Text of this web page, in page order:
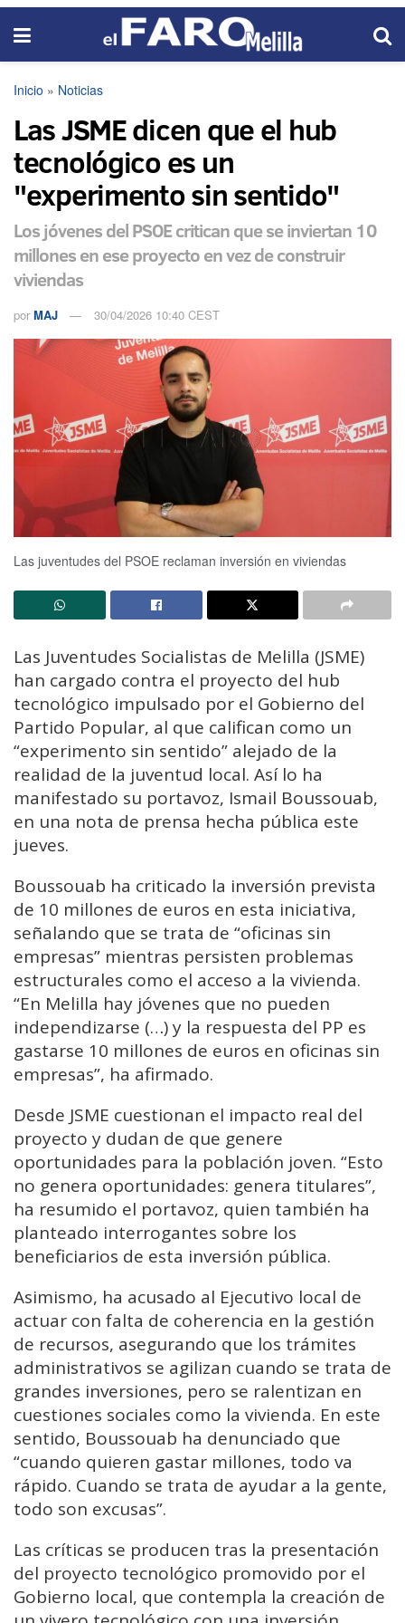
Inicio » Noticias
Las JSME dicen que el hub
tecnológico es un
"experimento sin sentido"
Los jóvenes del PSOE critican que se inviertan 10
millones en ese proyecto en vez de construir
viviendas
por MAJ 30/04/2026 10:40 CEST
Las juventudes del PSOE reclaman inversión en viviendas
Las Juventudes Socialistas de Melilla (JSME)
han cargado contra el proyecto del hub
tecnológico impulsado por el Gobierno del
Partido Popular, al que califican como un
“experimento sin sentido” alejado de la
realidad de la juventud local. Así lo ha
manifestado su portavoz, Ismail Boussouab,
en una nota de prensa hecha pública este
jueves.
Boussouab ha criticado la inversión prevista
de 10 millones de euros en esta iniciativa,
señalando que se trata de “oficinas sin
empresas” mientras persisten problemas
estructurales como el acceso a la vivienda.
“En Melilla hay jóvenes que no pueden
independizarse (…) y la respuesta del PP es
gastarse 10 millones de euros en oficinas sin
empresas”, ha afirmado.
Desde JSME cuestionan el impacto real del
proyecto y dudan de que genere
oportunidades para la población joven. “Esto
no genera oportunidades: genera titulares”,
ha resumido el portavoz, quien también ha
planteado interrogantes sobre los
beneficiarios de esta inversión pública.
Asimismo, ha acusado al Ejecutivo local de
actuar con falta de coherencia en la gestión
de recursos, asegurando que los trámites
administrativos se agilizan cuando se trata de
grandes inversiones, pero se ralentizan en
cuestiones sociales como la vivienda. En este
sentido, Boussouab ha denunciado que
“cuando quieren gastar millones, todo va
rápido. Cuando se trata de ayudar a la gente,
todo son excusas”.
Las críticas se producen tras la presentación
del proyecto tecnológico promovido por el
Gobierno local, que contempla la creación de